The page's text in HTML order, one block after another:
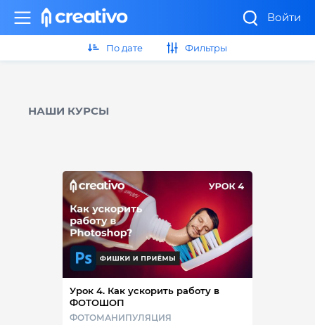
Войти
По дате Фильтры
НАШИ КУРСЫ
Урок 4. Как ускорить работу в
ФОТОШОП
ФОТОМАНИПУЛЯЦИЯ